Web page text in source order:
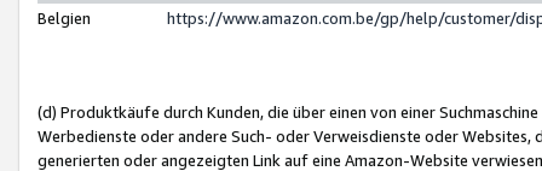
Belgien
https://www.amazon.com.be/gp/help/customer/
(d) Produktkäufe durch Kunden, die über einen von einer
Werbedienste oder andere Such- oder Verweisdienste oder Websites,
generierten oder angezeigten Link auf eine Amazon-Website